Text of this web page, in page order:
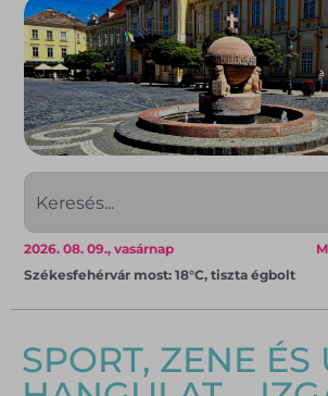
2026. 08. 09., vasárnap
Székesfehérvár most: 18°C, tiszta égbolt
SPORT, ZENE ÉS